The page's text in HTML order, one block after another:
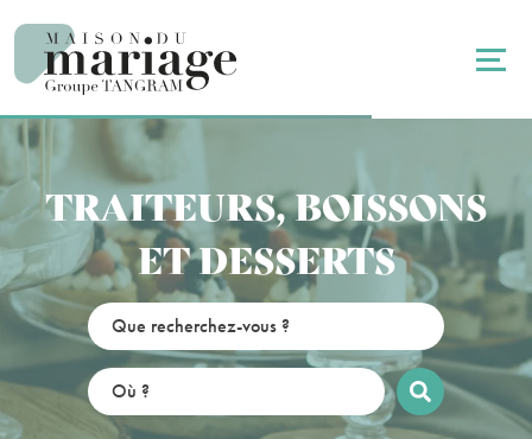
TRAITEURS, BOISSONS
ET DESSERTS